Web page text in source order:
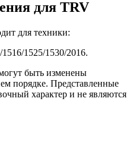
для TRV
для техники:
1525/1530/2016.
быть изменены
порядке. Представленные
характер и не являются